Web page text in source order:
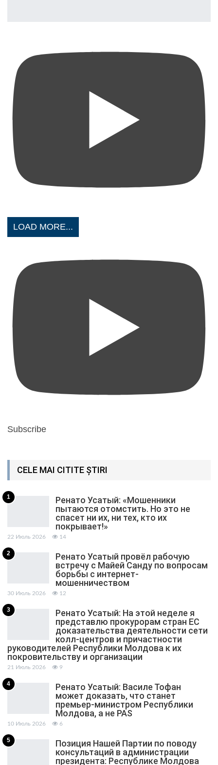
LOAD MORE...
Subscribe
CELE MAI CITITE ȘTIRI
1
Ренато Усатый: «Мошенники
пытаются отомстить. Но это не
спасет ни их, ни тех, кто их
покрывает!»
22 Июль 2026 14
2
Ренато Усатый провёл рабочую
встречу с Майей Санду по вопросам
борьбы с интернет-
мошенничеством
30 Июль 2026 12
3
Ренато Усатый: На этой неделе я
представлю прокурорам стран ЕС
доказательства деятельности сети
колл-центров и причастности
руководителей Республики Молдова к их
покровительству и организации
21 Июль 2026 9
4
Ренато Усатый: Василе Тофан
может доказать, что станет
премьер-министром Республики
Молдова, а не PAS
10 Июль 2026 6
5
Позиция Нашей Партии по поводу
консультаций в администрации
президента: Республике Молдова